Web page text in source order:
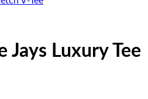
Jays Luxury Tee